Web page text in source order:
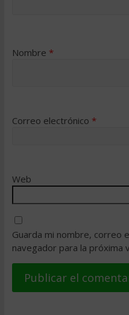
Nombre *
Correo electrónico *
Web
Guarda mi nombre, correo
navegador para la próxima